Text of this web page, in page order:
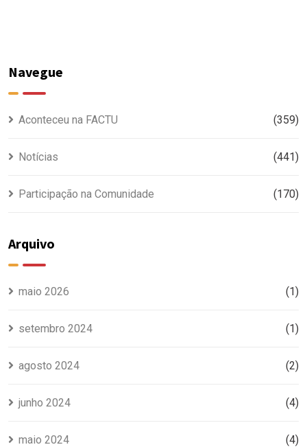
Navegue
Aconteceu na FACTU (359)
Notícias (441)
Participação na Comunidade (170)
Arquivo
maio 2026 (1)
setembro 2024 (1)
agosto 2024 (2)
junho 2024 (4)
maio 2024 (4)